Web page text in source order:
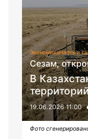
ЭкономикаНефть и
Сезам,
В
19.06.2026 11:00
Фото